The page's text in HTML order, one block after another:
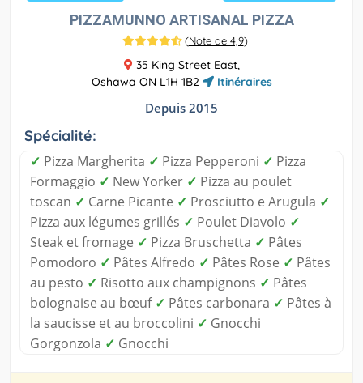
PIZZAMUNNO ARTISANAL PIZZA
(Note de 4,9)
35 King Street East,
Oshawa ON L1H 1B2
Itinéraires
Depuis 2015
Spécialité:
✓ Pizza Margherita ✓ Pizza Pepperoni ✓ Pizza
Formaggio ✓ New Yorker ✓ Pizza au poulet
toscan ✓ Carne Picante ✓ Prosciutto e Arugula ✓
Pizza aux légumes grillés ✓ Poulet Diavolo ✓
Steak et fromage ✓ Pizza Bruschetta ✓ Pâtes
Pomodoro ✓ Pâtes Alfredo ✓ Pâtes Rose ✓ Pâtes
au pesto ✓ Risotto aux champignons ✓ Pâtes
bolognaise au bœuf ✓ Pâtes carbonara ✓ Pâtes à
la saucisse et au broccolini ✓ Gnocchi
Gorgonzola ✓ Gnocchi